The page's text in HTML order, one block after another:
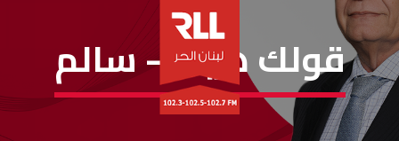
قولك هيك – سالم